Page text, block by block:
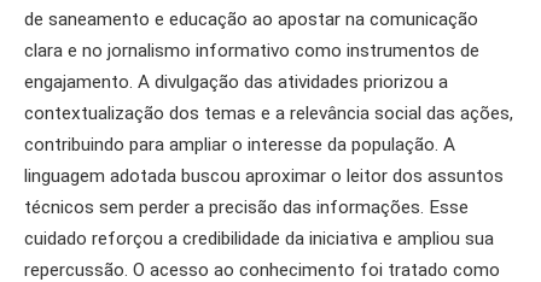
de saneamento e educação ao apostar na comunicação
clara e no jornalismo informativo como instrumentos de
engajamento. A divulgação das atividades priorizou a
contextualização dos temas e a relevância social das ações,
contribuindo para ampliar o interesse da população. A
linguagem adotada buscou aproximar o leitor dos assuntos
técnicos sem perder a precisão das informações. Esse
cuidado reforçou a credibilidade da iniciativa e ampliou sua
repercussão. O acesso ao conhecimento foi tratado como